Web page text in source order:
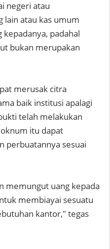
negeri atau
lain atau kas umum
padahal
bukan merupakan
merusak citra
baik institusi apalagi
telah melakukan
itu dapat
perbuatannya sesuai
memungut uang kepada
membiayai sesuatu
kantor," tegas